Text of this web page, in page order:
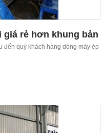
giá rẻ hơn khung bản
quý khách hàng dòng máy ép